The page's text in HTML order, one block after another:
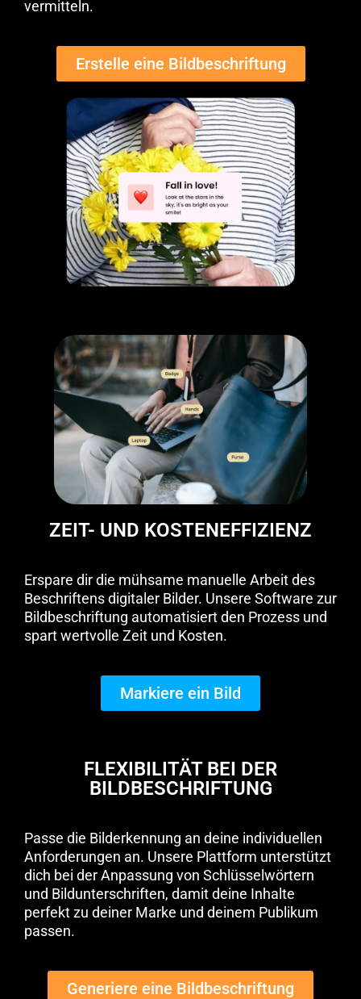
vermitteln.
Erstelle eine Bildbeschriftung
ZEIT- UND KOSTENEFFIZIENZ
Erspare dir die mühsame manuelle Arbeit des
Beschriftens digitaler Bilder. Unsere Software zur
Bildbeschriftung automatisiert den Prozess und
spart wertvolle Zeit und Kosten.
Markiere ein Bild
FLEXIBILITÄT BEI DER
BILDBESCHRIFTUNG
Passe die Bilderkennung an deine individuellen
Anforderungen an. Unsere Plattform unterstützt
dich bei der Anpassung von Schlüsselwörtern
und Bildunterschriften, damit deine Inhalte
perfekt zu deiner Marke und deinem Publikum
passen.
Generiere eine Bildbeschriftung